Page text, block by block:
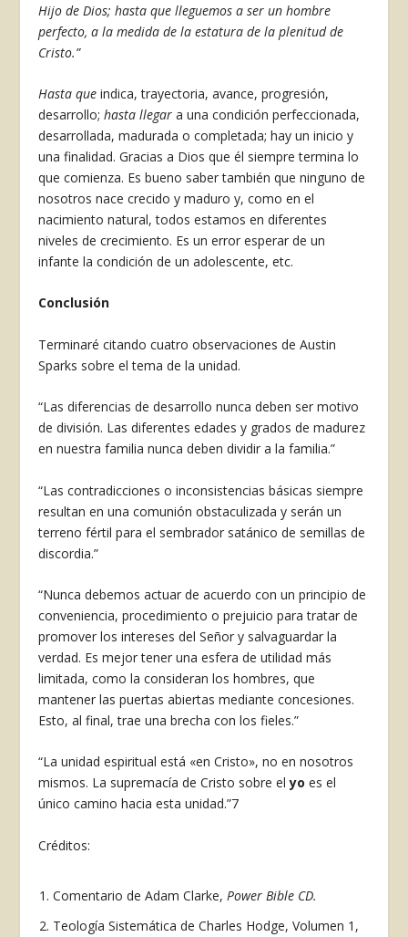
Hijo de Dios; hasta que lleguemos a ser un hombre
perfecto, a la medida de la estatura de la plenitud de
Cristo.”
Hasta que indica, trayectoria, avance, progresión,
desarrollo; hasta llegara una condición perfeccionada,
desarrollada, madurada o completada; hay un inicio y
una finalidad. Gracias a Dios que él siempre termina lo
que comienza. Es bueno saber también que ninguno de
nosotros nace crecido y maduro y, como en el
nacimiento natural, todos estamos en diferentes
niveles de crecimiento. Es un error esperar de un
infante la condición de un adolescente, etc.
Conclusión
Terminaré citando cuatro observaciones de Austin
Sparks sobre el tema de la unidad.
“Las diferencias de desarrollo nunca deben ser motivo
de división. Las diferentes edades y grados de madurez
en nuestra familia nunca deben dividir a la familia.”
“Las contradicciones o inconsistencias básicas siempre
resultan en una comunión obstaculizada y serán un
terreno fértil para el sembrador satánico de semillas de
discordia.”
“Nunca debemos actuar de acuerdo con un principio de
conveniencia, procedimiento o prejuicio para tratar de
promover los intereses del Señor y salvaguardar la
verdad. Es mejor tener una esfera de utilidad más
limitada, como la consideran los hombres, que
mantener las puertas abiertas mediante concesiones.
Esto, al final, trae una brecha con los fieles.”
“La unidad espiritual está «en Cristo», no en nosotros
mismos. La supremacía de Cristo sobre elyo es el
único camino hacia esta unidad.”7
Créditos:
Comentario de Adam Clarke,Power Bible CD.
Teología Sistemática de Charles Hodge, Volumen 1,